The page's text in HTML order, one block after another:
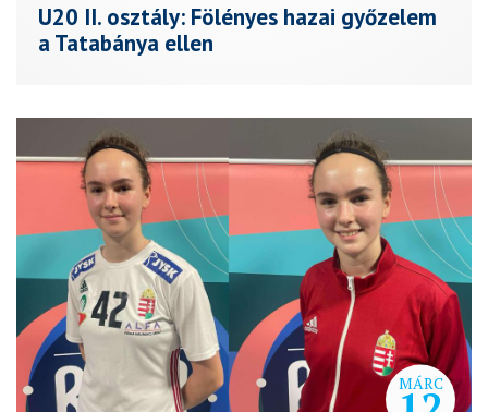
U20 II. osztály: Fölényes hazai győzelem
a Tatabánya ellen
MÁRC